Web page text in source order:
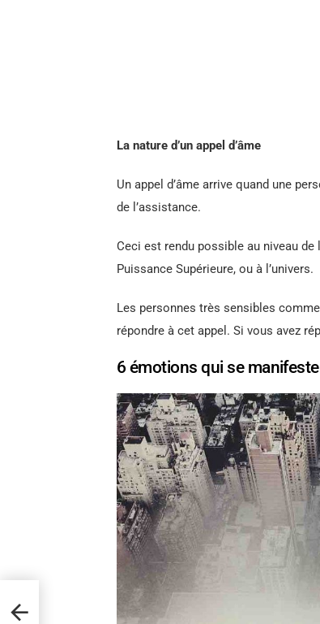
La nature d’un appel d’âme
Un appel d’âme arrive quand une
de l’assistance.
Ceci est rendu possible au niveau de
Puissance Supérieure, ou à l’univers.
Les personnes très sensibles
répondre à cet appel. Si vous avez
6 émotions qui se